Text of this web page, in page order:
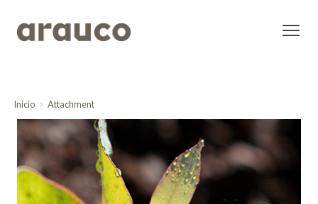
Inicio Attachment